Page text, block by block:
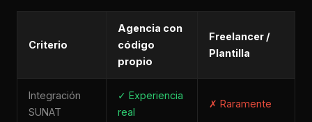
Criterio
Agencia con
código
propio
Freelancer /
Plantilla
Integración
SUNAT
✓ Experiencia
real
✗ Raramente